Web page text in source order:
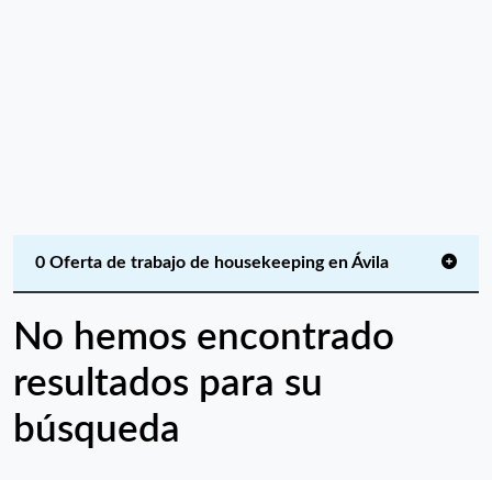
0 Oferta de trabajo de housekeeping en Ávila
No hemos encontrado
resultados para su
búsqueda